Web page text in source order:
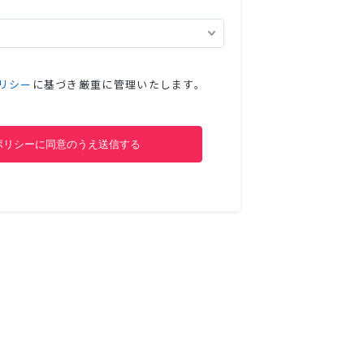
シー に基づき厳重に管理いたします。